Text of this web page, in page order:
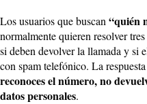
Los usuarios que buscan “quién
normalmente quieren resolver
si deben devolver la llamada y si
con spam telefónico. La
reconoces el número, no
datos personales.